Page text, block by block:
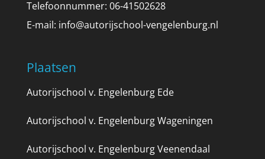
Telefoonnummer: 06-41502628
E-mail: info@autorijschool-vengelenburg.nl
Plaatsen
Autorijschool v. Engelenburg Ede
Autorijschool v. Engelenburg Wageningen
Autorijschool v. Engelenburg Veenendaal